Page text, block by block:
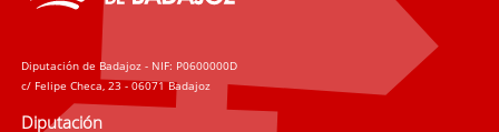
Diputación de Badajoz - NIF: P0600000D
c/ Felipe Checa, 23 - 06071 Badajoz
Diputación